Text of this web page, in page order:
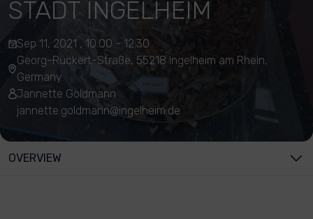
STADT INGELHEIM
Sep 11, 2021 , 10:00 - 12:30
Georg-Rückert-Straße, 55218 Ingelheim am Rhein,
Germany
Jannette Goldmann
jannette.goldmann@ingelheim.de
OVERVIEW